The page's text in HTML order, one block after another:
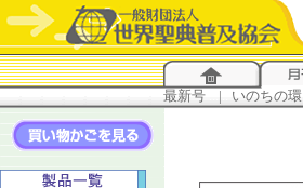
最新号 | いのちの環